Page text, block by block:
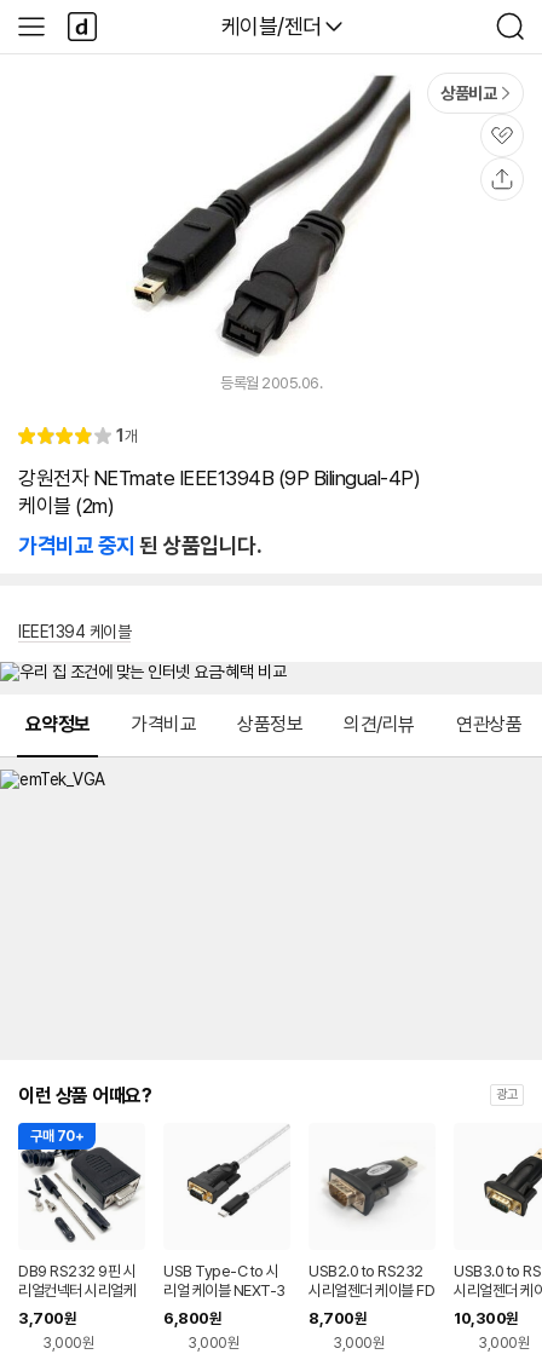
다나와
케이블/젠더
검
색
사
이
다
나
와
상품비교
관
심
등록월 2005.06.
별
4.
리
1 개
강원전자 NETmate IEEE1394B (9P Bilingual-4P)
케이블 (2m)
가격비교 중지 된 상품입니다.
IEEE1394 케이블
요약정보 가격비교 상품정보 의견/리뷰 연관상품
이런 상품 어때요? 광고
구매 70+
DB9 RS232 9핀 시
리얼컨넥터 시리얼케
이블 9핀컨넥터 16m
m 20mm
3,700원
3,000원
USB Type-C to 시
리얼 케이블 NEXT-3
42PL-TC
6,800원
3,000원
USB2.0 to RS232
시리얼젠더 케이블 FD
TI칩셋 NEXT-RS23
2SC
8,700원
3,000원
USB3.0 to
시리얼젠더 케
TI칩셋
2SC30
10,300원
3,000원